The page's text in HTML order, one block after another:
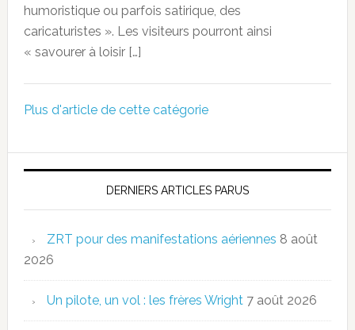
humoristique ou parfois satirique, des
caricaturistes ». Les visiteurs pourront ainsi
« savourer à loisir […]
Plus d'article de cette catégorie
DERNIERS ARTICLES PARUS
ZRT pour des manifestations aériennes 8 août
2026
Un pilote, un vol : les frères Wright 7 août 2026